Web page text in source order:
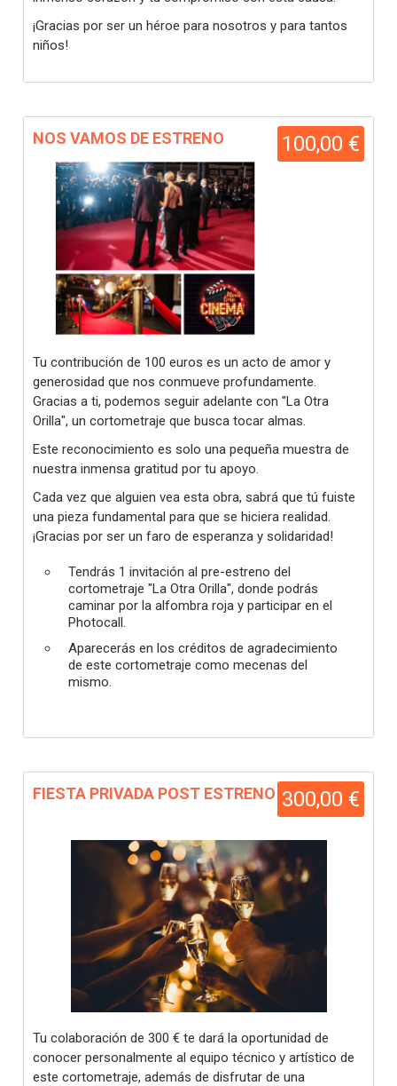
¡Gracias por ser un héroe para nosotros y para tantos
niños!
100,00 €
NOS VAMOS DE ESTRENO
Tu contribución de 100 euros es un acto de amor y
generosidad que nos conmueve profundamente.
Gracias a ti, podemos seguir adelante con "La Otra
Orilla", un cortometraje que busca tocar almas.
Este reconocimiento es solo una pequeña muestra de
nuestra inmensa gratitud por tu apoyo.
Cada vez que alguien vea esta obra, sabrá que tú fuiste
una pieza fundamental para que se hiciera realidad.
¡Gracias por ser un faro de esperanza y solidaridad!
Tendrás 1 invitación al pre-estreno del
cortometraje "La Otra Orilla", donde podrás
caminar por la alfombra roja y participar en el
Photocall.
Aparecerás en los créditos de agradecimiento
de este cortometraje como mecenas del
mismo.
300,00 €
FIESTA PRIVADA POST ESTRENO
Tu colaboración de 300 € te dará la oportunidad de
conocer personalmente al equipo técnico y artístico de
este cortometraje, además de disfrutar de una